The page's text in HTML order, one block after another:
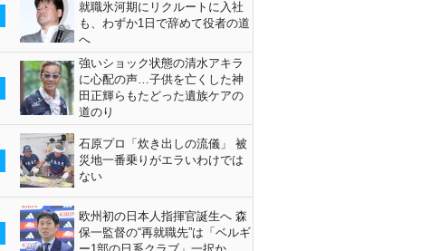
就職氷河期にリクルートに入社
も、わずか1日で辞めて役者の道
へ
強いショック状態の清水アキラ
に心配の声…子供を亡くした神
田正輝らもたどった遺族ケアの
道のり
石原プロ「炊き出しの流儀」 被
災地一番乗りがエラいわけでは
ない
欧州初の日本人指揮官誕生へ 森
保一監督の“再就職先”は「ベルギ